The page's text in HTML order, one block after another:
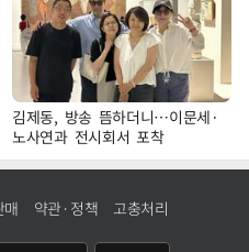
김제동, 방송 뜸하더니…이문세·
노사연과 전시회서 포착
약관·정책 고충처리